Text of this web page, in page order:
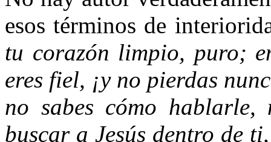
esos términos de
tu corazón limpio, puro;
eres fiel, ¡y no pierdas
no sabes cómo
buscar a Jesús dentro de